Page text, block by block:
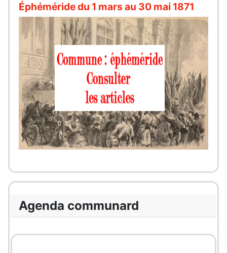
Éphéméride du 1 mars au 30 mai 1871
Agenda communard